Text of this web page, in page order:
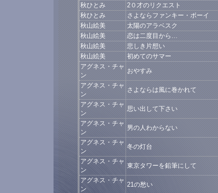
秋ひとみ
2０才のリクエスト
秋ひとみ
さよならファンキー・ボーイ
秋山絵美
太陽のアラベスク
秋山絵美
恋は二度目から…
秋山絵美
悲しき片想い
秋山絵美
初めてのサマー
アグネス・チャ
ン
おやすみ
アグネス・チャ
ン
さよならは風に巻かれて
アグネス・チャ
ン
思い出して下さい
アグネス・チャ
ン
男の人わからない
アグネス・チャ
ン
冬の灯台
アグネス・チャ
ン
東京タワーを鉛筆にして
アグネス・チャ
ン
21の愁い